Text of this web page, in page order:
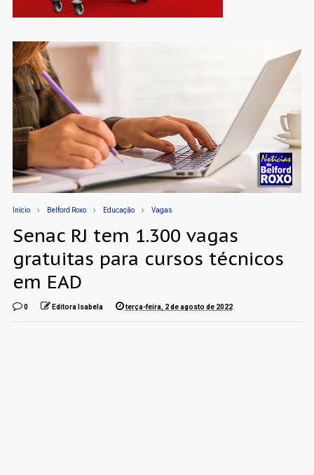
Início Belford Roxo Educação Vagas
Senac RJ tem 1.300 vagas
gratuitas para cursos técnicos
em EAD
0 Editora Isabela terça-feira, 2 de agosto de 2022